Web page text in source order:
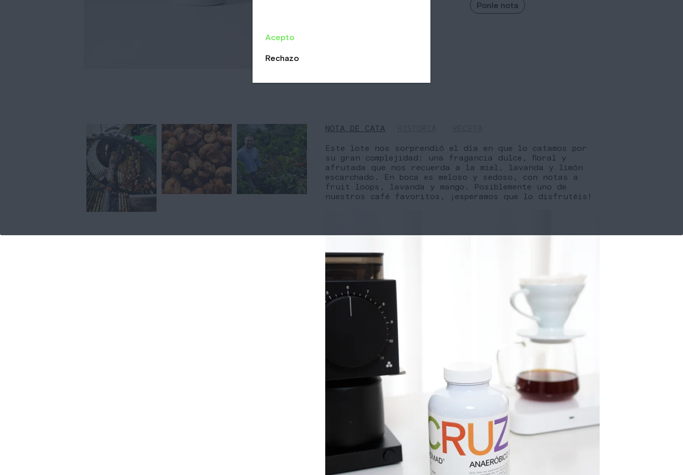
Ponle nota
NOTA DE CATA
Este lote nos sorprendió el día en que lo catamos por
su gran complejidad: una fragancia dulce, floral y
afrutada que nos recuerda a la miel, lavanda y limón
escarchado. En boca es meloso y sedoso, con notas a
fruit loops, lavanda y mango. Posiblemente uno de
nuestros café favoritos, ¡esperamos que lo disfrutéis!
Acepto
Rechazo